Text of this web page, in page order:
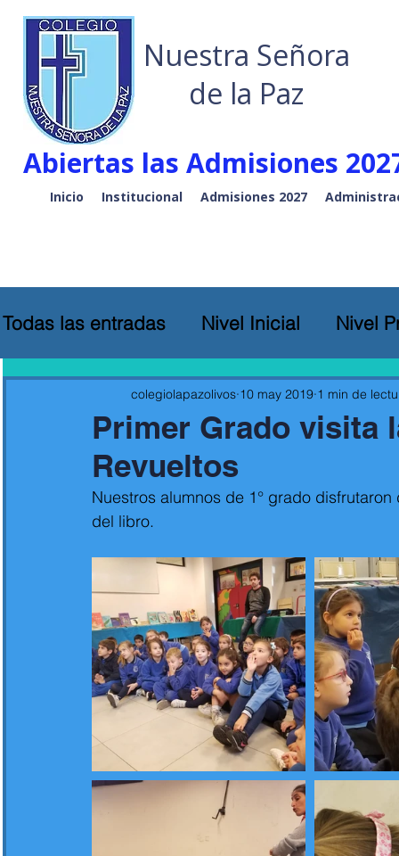
Inicio Institucional Admisiones 2027
Todas las entradas Nivel Inicial Nivel
Primer Grado visita
Revueltos
colegiolapazolivos 10 may 2019 1 min de
Nuestros alumnos de 1° grado
del libro.
Nuestra Señora
de la Paz
Abiertas las Admisiones